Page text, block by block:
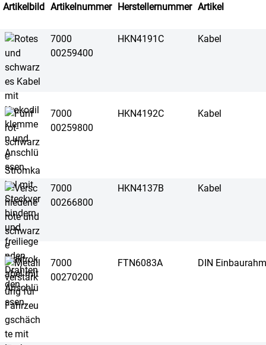
Artikelbild Artikelnummer Herstellernummer Artikel
7000
00259400
HKN4191C Kabel
7000
00259800
HKN4192C Kabel
7000
00266800
HKN4137B Kabel
7000
00270200
FTN6083A DIN